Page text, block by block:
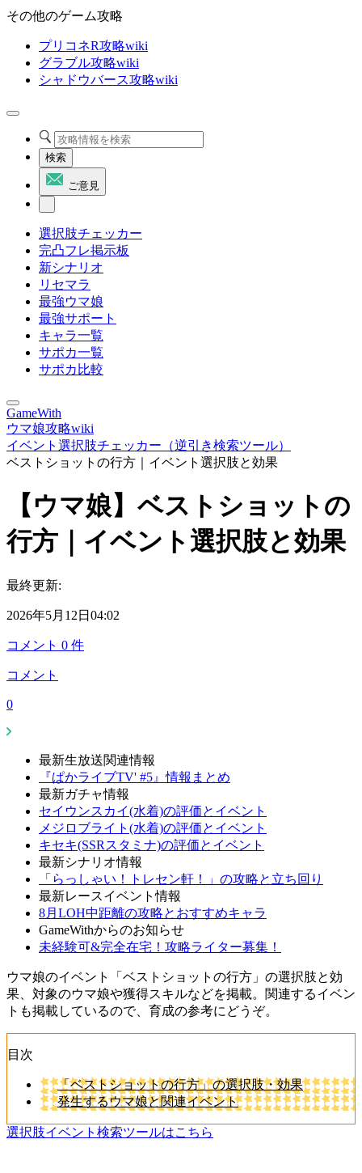
その他のゲーム攻略
プリコネR攻略wiki
グラブル攻略wiki
シャドウバース攻略wiki
検索
ご意見
選択肢チェッカー
完凸フレ掲示板
新シナリオ
リセマラ
最強ウマ娘
最強サポート
キャラ一覧
サポカ一覧
サポカ比較
GameWith
ウマ娘攻略wiki
イベント選択肢チェッカー（逆引き検索ツール）
ベストショットの行方｜イベント選択肢と効果
【ウマ娘】ベストショットの
行方｜イベント選択肢と効果
最終更新:
2026年5月12日04:02
コメント 0 件
コメント
0
最新生放送関連情報
『ぱかライブTV' #5』情報まとめ
最新ガチャ情報
セイウンスカイ(水着)の評価とイベント
メジロブライト(水着)の評価とイベント
キセキ(SSRスタミナ)の評価とイベント
最新シナリオ情報
「らっしゃい！トレセン軒！」の攻略と立ち回り
最新レースイベント情報
8月LOH中距離の攻略とおすすめキャラ
GameWithからのお知らせ
未経験可&完全在宅！攻略ライター募集！
ウマ娘のイベント「ベストショットの行方」の選択肢と効
果、対象のウマ娘や獲得スキルなどを掲載。関連するイベン
トも掲載しているので、育成の参考にどうぞ。
目次
「ベストショットの行方」の選択肢・効果
発生するウマ娘と関連イベント
選択肢イベント検索ツールはこちら